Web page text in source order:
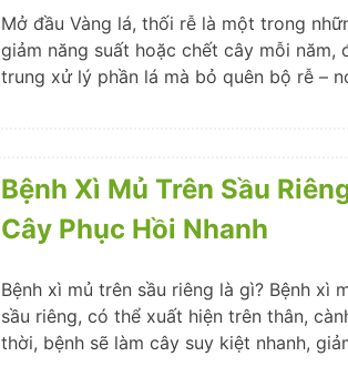
Mở đầu Vàng lá, thối rễ là một trong
giảm năng suất hoặc chết cây mỗi
trung xử lý phần lá mà bỏ quên bộ rễ –
Bệnh Xì Mủ Trên Sầu
Cây Phục Hồi Nhanh
Bệnh xì mủ trên sầu riêng là gì? Bệnh xì
sầu riêng, có thể xuất hiện trên thân,
thời, bệnh sẽ làm cây suy kiệt nhanh,